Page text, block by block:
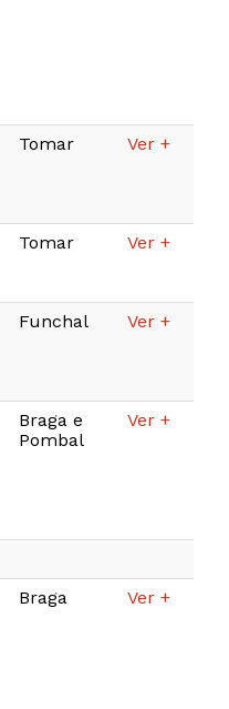
Tomar Ver +
Tomar Ver +
Funchal Ver +
Braga e
Pombal
Ver +
Braga Ver +